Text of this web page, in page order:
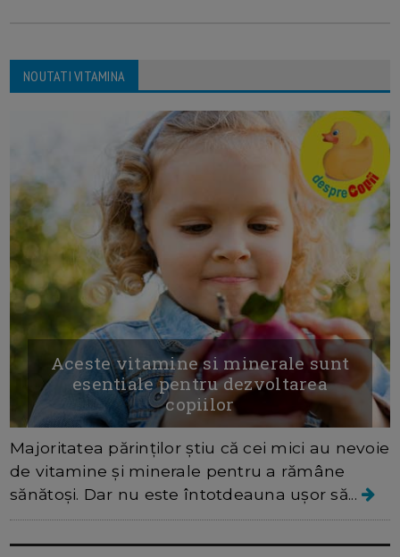
NOUTATI VITAMINA
Aceste vitamine si minerale sunt
esentiale pentru dezvoltarea
copiilor
Majoritatea părinților știu că cei mici au nevoie
de vitamine și minerale pentru a rămâne
sănătoși. Dar nu este întotdeauna ușor să...